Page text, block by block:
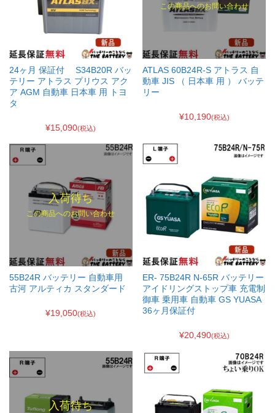
24ヶ月 保証付 S34B20R バッ
テリー アトラス プリウス アク
ア AGM 自動車 日本車 用 トヨ
タ
¥15,090(税込)
この商品へのお問い合わせ
ATLAS 60B24R-S アトラス 自
動車 JIS （ 日本車 用 ） バッテ
リー
¥10,190(税込)
入荷待ち
この商品へのお問い合わせ
55B24R バッテリー 自動車用
古河 アルティカ スタンダード
¥19,050(税込)
ER- 75B24R N-65R バッテリー
アイドリングストップ車 充電制
御車 乗用車 自動車 GS YUASA
36ヶ月保証付
¥20,490(税込)
入荷待ち